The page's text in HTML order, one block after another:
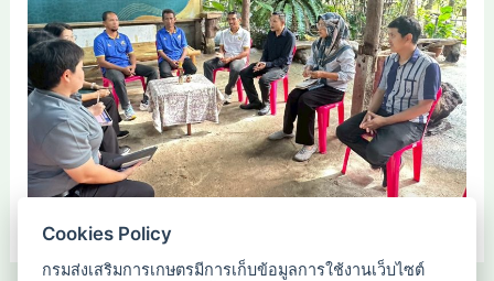
Cookies Policy
กรมส่งเสริมการเกษตรมีการเก็บข้อมูลการใช้งานเว็บไซต์